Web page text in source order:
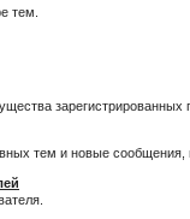
тем.
зарегистрированных
тем и новые